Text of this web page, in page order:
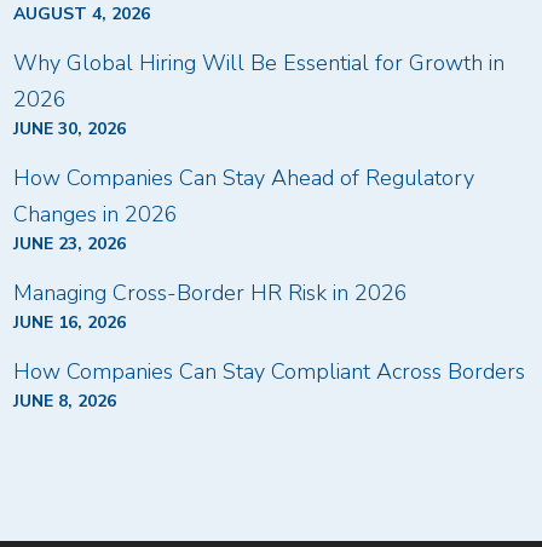
AUGUST 4, 2026
Why Global Hiring Will Be Essential for Growth in
2026
JUNE 30, 2026
How Companies Can Stay Ahead of Regulatory
Changes in 2026
JUNE 23, 2026
Managing Cross-Border HR Risk in 2026
JUNE 16, 2026
How Companies Can Stay Compliant Across Borders
JUNE 8, 2026